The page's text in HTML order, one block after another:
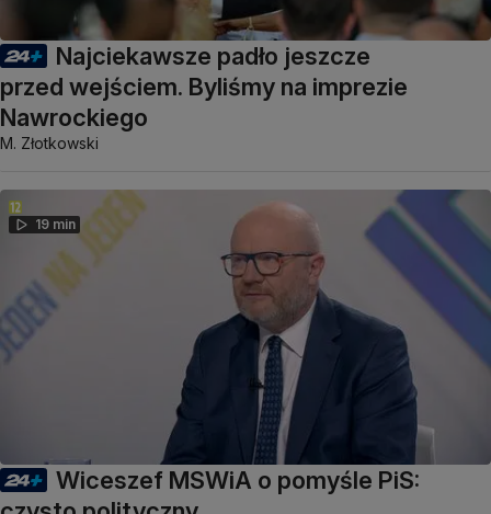
Najciekawsze padło jeszcze
przed wejściem. Byliśmy na imprezie
Nawrockiego
M. Złotkowski
19 min
Wiceszef MSWiA o pomyśle PiS: